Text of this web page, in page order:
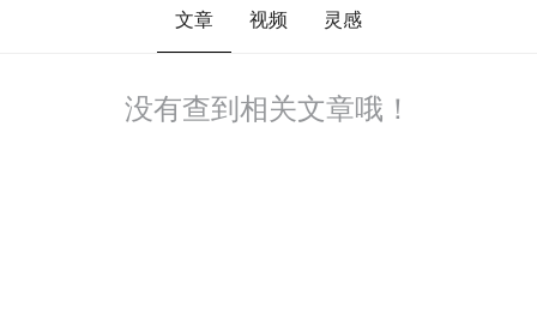
文章 视频 灵感
没有查到相关文章哦！